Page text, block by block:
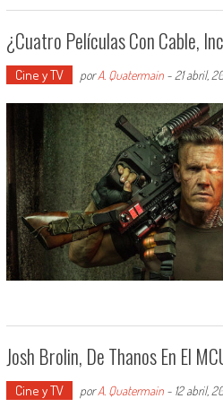
¿Cuatro Películas Con Cable,
Cine y TV porA. Quatermain- 21 abril,
Josh Brolin, De Thanos En El
Cine y TV porA. Quatermain- 12 abril,